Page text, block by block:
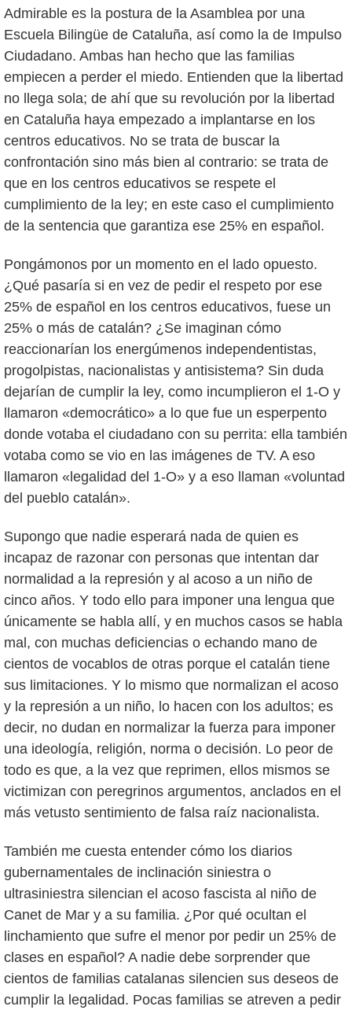
Admirable es la postura de la Asamblea por una
Escuela Bilingüe de Cataluña, así como la de Impulso
Ciudadano. Ambas han hecho que las familias
empiecen a perder el miedo. Entienden que la libertad
no llega sola; de ahí que su revolución por la libertad
en Cataluña haya empezado a implantarse en los
centros educativos. No se trata de buscar la
confrontación sino más bien al contrario: se trata de
que en los centros educativos se respete el
cumplimiento de la ley; en este caso el cumplimiento
de la sentencia que garantiza ese 25% en español.
Pongámonos por un momento en el lado opuesto.
¿Qué pasaría si en vez de pedir el respeto por ese
25% de español en los centros educativos, fuese un
25% o más de catalán? ¿Se imaginan cómo
reaccionarían los energúmenos independentistas,
progolpistas, nacionalistas y antisistema? Sin duda
dejarían de cumplir la ley, como incumplieron el 1-O y
llamaron «democrático» a lo que fue un esperpento
donde votaba el ciudadano con su perrita: ella también
votaba como se vio en las imágenes de TV. A eso
llamaron «legalidad del 1-O» y a eso llaman «voluntad
del pueblo catalán».
Supongo que nadie esperará nada de quien es
incapaz de razonar con personas que intentan dar
normalidad a la represión y al acoso a un niño de
cinco años. Y todo ello para imponer una lengua que
únicamente se habla allí, y en muchos casos se habla
mal, con muchas deficiencias o echando mano de
cientos de vocablos de otras porque el catalán tiene
sus limitaciones. Y lo mismo que normalizan el acoso
y la represión a un niño, lo hacen con los adultos; es
decir, no dudan en normalizar la fuerza para imponer
una ideología, religión, norma o decisión. Lo peor de
todo es que, a la vez que reprimen, ellos mismos se
victimizan con peregrinos argumentos, anclados en el
más vetusto sentimiento de falsa raíz nacionalista.
También me cuesta entender cómo los diarios
gubernamentales de inclinación siniestra o
ultrasiniestra silencian el acoso fascista al niño de
Canet de Mar y a su familia. ¿Por qué ocultan el
linchamiento que sufre el menor por pedir un 25% de
clases en español? A nadie debe sorprender que
cientos de familias catalanas silencien sus deseos de
cumplir la legalidad. Pocas familias se atreven a pedir